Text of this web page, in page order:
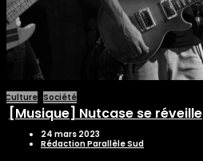
Culture Société
[Musique] Nutcase se réveille
24 mars 2023
Rédaction Parallèle Sud